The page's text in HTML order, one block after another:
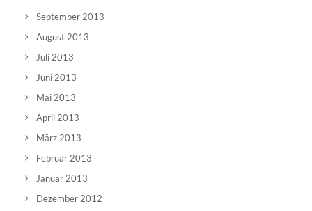
September 2013
August 2013
Juli 2013
Juni 2013
Mai 2013
April 2013
März 2013
Februar 2013
Januar 2013
Dezember 2012